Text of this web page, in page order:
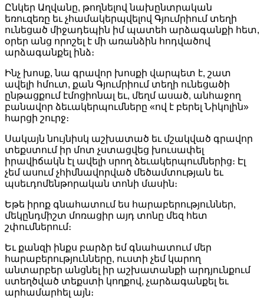
Ընկեր Աղվանը, թողնելով նախընտրական
եռուզեռը եւ չհամակերպվելով Գյումրիում տեղի
ունեցած միջադեպին իմ պատեհ արձագանքի հետ,
օրեր անց որոշել է մի առանձին հոդվածով
արձագանքել ինձ։
Ինչ խոսք, նա գրավոր խոսքի վարպետ է, շատ
ավելի հմուտ, քան Գյումրիում տեղի ունեցածի
ընթացքում էմոցիոնալ եւ, մեղմ ասած, անհաջող
բանավոր ձեւակերպումները «ով է բերել Նիկոլին»
հարցի շուրջ։
Սակայն նույնիսկ աշխատած եւ մշակված գրավոր
տեքստում իր մոտ չստացվեց խուսափել
իրավիճակն էլ ավելի սրող ձեւակերպումներից։ Էլ
չեմ ասում չհիմնավորված մեծամտության եւ
պսեւդոմենթորական տոնի մասին։
Եթե իրոք գնահատում ես հարաբերություններ,
մեկընդմիշտ մոռացիր այդ տոնը մեզ հետ
շփումներում։
Եւ քանզի ինքս բարձր եմ գնահատում մեր
հարաբերությունները, ուստի չեմ կարող
անտարբեր անցնել իր աշխատանքի արդյունքում
ստեղծված տեքստի կողքով, չարձագանքել եւ
արհամարհել այն։